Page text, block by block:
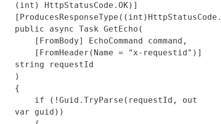
(int) HttpStatusCode.OK)]
public async Task GetEcho(
string requestId
)
{
var guid))